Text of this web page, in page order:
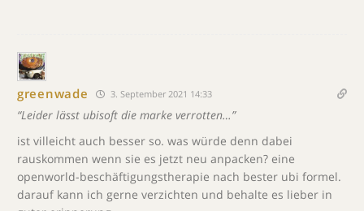
greenwade 3. September 2021 14:33
“Leider lässt ubisoft die marke verrotten…”
ist villeicht auch besser so. was würde denn dabei
rauskommen wenn sie es jetzt neu anpacken? eine
openworld-beschäftigungstherapie nach bester ubi formel.
darauf kann ich gerne verzichten und behalte es lieber in